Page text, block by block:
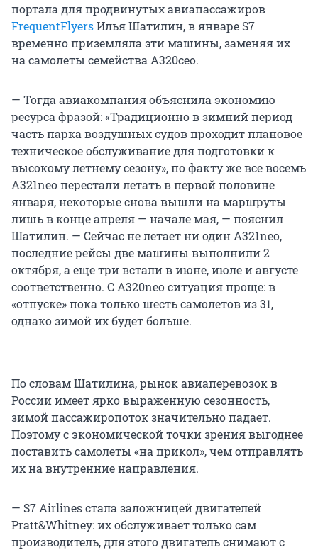
портала для продвинутых авиапассажиров
FrequentFlyersИлья Шатилин, в январе S7
временно приземляла эти машины, заменяя их
на самолеты семейства A320ceo.
— Тогда авиакомпания объяснила экономию
ресурса фразой: «Традиционно в зимний период
часть парка воздушных судов проходит плановое
техническое обслуживание для подготовки к
высокому летнему сезону», по факту же все восемь
A321neo перестали летать в первой половине
января, некоторые снова вышли на маршруты
лишь в конце апреля — начале мая, — пояснил
Шатилин. — Сейчас не летает ни один A321neo,
последние рейсы две машины выполнили 2
октября, а еще три встали в июне, июле и августе
соответственно. С A320neo ситуация проще: в
«отпуске» пока только шесть самолетов из 31,
однако зимой их будет больше.
По словам Шатилина, рынок авиаперевозок в
России имеет ярко выраженную сезонность,
зимой пассажиропоток значительно падает.
Поэтому с экономической точки зрения выгоднее
поставить самолеты «на прикол», чем отправлять
их на внутренние направления.
— S7 Airlines стала заложницей двигателей
Pratt&Whitney: их обслуживает только сам
производитель, для этого двигатель снимают с